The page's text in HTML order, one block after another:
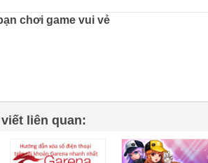
chơi game vui vẻ
liên quan: